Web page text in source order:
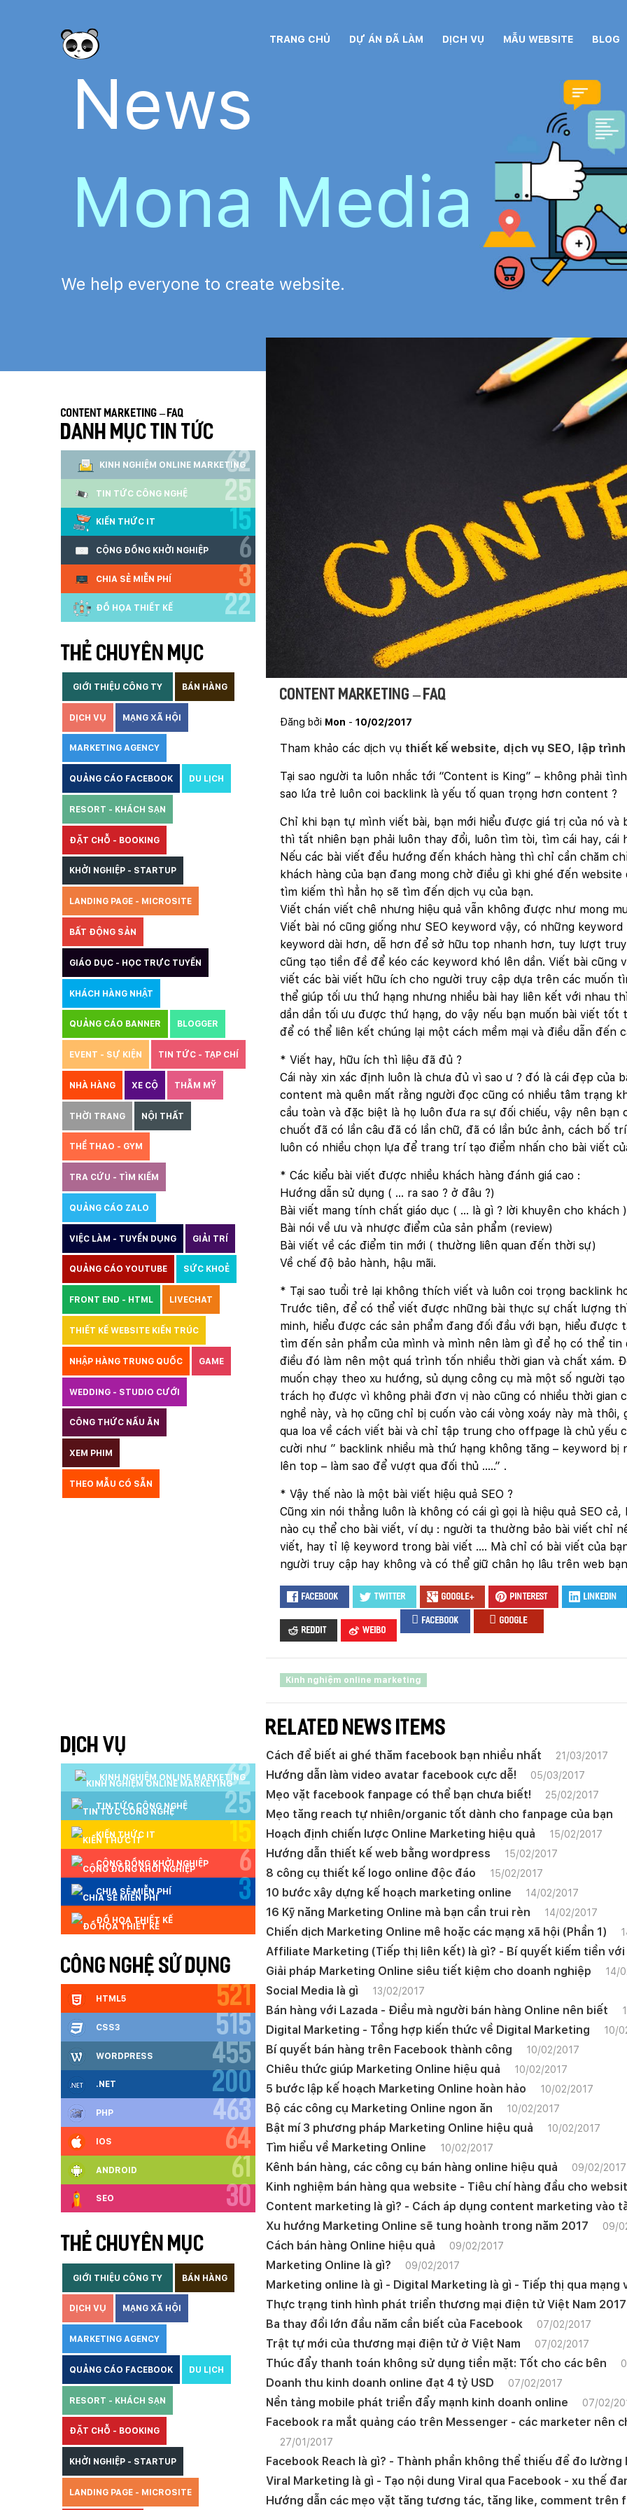
TRANG CHỦ DỰ ÁN ĐÃ LÀM DỊCH VỤ MẪU WEBSITE BLOG
News
Mona Media
We help everyone to create website.
Content Marketing – FAQ
Content Marketing – FAQ
Đăng bởi Mon - 10/02/2017
Tham khảo các dịch vụ thiết kế website, dịch vụ SEO, lập
Tại sao người ta luôn nhắc tới “Content is King” – không phải
sao lứa trẻ luôn coi backlink là yếu tố quan trọng hơn content ?
Chỉ khi bạn tự mình viết bài, bạn mới hiểu được giá trị của nó và
thì tất nhiên bạn phải luôn thay đổi, luôn tìm tòi, tìm cái hay,
Nếu các bài viết đều hướng đến khách hàng thì chỉ cần chăm
khách hàng của bạn đang mong chờ điều gì khi ghé đến
tìm kiếm thì hẳn họ sẽ tìm đến dịch vụ của bạn.
Viết chán viết chê nhưng hiệu quả vẫn không được như mong
Viết bài nó cũng giống như SEO keyword vậy, có những
keyword dài hơn, dễ hơn để sở hữu top nhanh hơn, tuy lượt
cũng tạo tiền đề để kéo các keyword khó lên dần. Viết bài cũng
viết các bài viết hữu ích cho người truy cập dựa trên các muốn
thể giúp tối ưu thứ hạng nhưng nhiều bài hay liên kết với nhau
dần dần tối ưu được thứ hạng, do vậy nếu bạn muốn bài viết tốt
để có thể liên kết chúng lại một cách mềm mại và điều dẫn đến
* Viết hay, hữu ích thì liệu đã đủ ?
Cái này xin xác định luôn là chưa đủ vì sao ư ? đó là cái đẹp của
content mà quên mất rằng người đọc cũng có nhiều tâm trạng
cầu toàn và đặc biệt là họ luôn đưa ra sự đối chiếu, vậy nên
chuốt đã có lần câu đã có lần chữ, đã có lần bức ảnh, cách bố
luôn có nhiều chọn lựa để trang trí tạo điểm nhấn cho bài viết
* Các kiểu bài viết được nhiều khách hàng đánh giá cao :
Hướng dẫn sử dụng ( … ra sao ? ở đâu ?)
Bài viết mang tính chất giáo dục ( … là gì ? lời khuyên cho khách )
Bài nói về ưu và nhược điểm của sản phẩm (review)
Bài viết về các điểm tin mới ( thường liên quan đến thời sự)
Về chế độ bảo hành, hậu mãi.
* Tại sao tuổi trẻ lại không thích viết và luôn coi trọng backlink
Trước tiên, để có thể viết được những bài thực sự chất lượng
minh, hiểu được các sản phẩm đang đối đầu với bạn, hiểu được
tìm đến sản phẩm của mình và mình nên làm gì để họ có thể
điều đó làm nên một quá trình tốn nhiều thời gian và chất xám.
muốn chạy theo xu hướng, sủ dụng công cụ mà một số người
trách họ được vì không phải đơn vị nào cũng có nhiều thời gian
nghề này, và họ cũng chỉ bị cuốn vào cái vòng xoáy này mà
qua loa về cách viết bài và chỉ tập trung cho offpage là chủ yếu
cười như ” backlink nhiều mà thứ hạng không tăng – keyword bị
lên top – làm sao để vượt qua đối thủ …..” .
* Vậy thế nào là một bài viết hiệu quả SEO ?
Cũng xin nói thẳng luôn là không có cái gì gọi là hiệu quả SEO
nào cụ thể cho bài viết, ví dụ : người ta thường bảo bài viết chỉ
viết, hay tỉ lệ keyword trong bài viết …. Mà chỉ có bài viết của
người truy cập hay không và có thể giữ chân họ lâu trên web
Facebook Twitter Google+ Pinterest LinkedIn
Reddit Weibo
facebook google
Kinh nghiệm online marketing
RELATED NEWS ITEMS
Cách để biết ai ghé thăm facebook bạn nhiều nhất 21/03/2017
Hướng dẫn làm video avatar facebook cực dễ! 05/03/2017
Mẹo vặt facebook fanpage có thể bạn chưa biết! 25/02/2017
Mẹo tăng reach tự nhiên/organic tốt dành cho fanpage của bạn
Hoạch định chiến lược Online Marketing hiệu quả 15/02/2017
Hướng dẫn thiết kế web bằng wordpress 15/02/2017
8 công cụ thiết kế logo online độc đáo 15/02/2017
10 bước xây dựng kế hoạch marketing online 14/02/2017
16 Kỹ năng Marketing Online mà bạn cần trui rèn 14/02/2017
Chiến dịch Marketing Online mê hoặc các mạng xã hội (Phần 1)
Affiliate Marketing (Tiếp thị liên kết) là gì? - Bí quyết kiếm tiền
Giải pháp Marketing Online siêu tiết kiệm cho doanh nghiệp 14/
Social Media là gì 13/02/2017
Bán hàng với Lazada - Điều mà người bán hàng Online nên biết
Digital Marketing - Tổng hợp kiến thức về Digital Marketing 10/
Bí quyết bán hàng trên Facebook thành công 10/02/2017
Chiêu thức giúp Marketing Online hiệu quả 10/02/2017
5 bước lập kế hoạch Marketing Online hoàn hảo 10/02/2017
Bộ các công cụ Marketing Online ngon ăn 10/02/2017
Bật mí 3 phương pháp Marketing Online hiệu quả 10/02/2017
Tìm hiểu về Marketing Online 10/02/2017
Kênh bán hàng, các công cụ bán hàng online hiệu quả 09/02/2017
Kinh nghiệm bán hàng qua website - Tiêu chí hàng đầu cho
Content marketing là gì? - Cách áp dụng content marketing vào
Xu hướng Marketing Online sẽ tung hoành trong năm 2017 09/
Cách bán hàng Online hiệu quả 09/02/2017
Marketing Online là gì? 09/02/2017
Marketing online là gì - Digital Marketing là gì - Tiếp thị qua mạng
Thực trạng tinh hình phát triển thương mại điện tử Việt Nam 2017
Ba thay đổi lớn đầu năm cần biết của Facebook 07/02/2017
Trật tự mới của thương mại điện tử ở Việt Nam 07/02/2017
Thúc đẩy thanh toán không sử dụng tiền mặt: Tốt cho các bên
Doanh thu kinh doanh online đạt 4 tỷ USD 07/02/2017
Nền tảng mobile phát triển đẩy mạnh kinh doanh online 07/02/
Facebook ra mắt quảng cáo trên Messenger - các marketer nên
27/01/2017
Facebook Reach là gì? - Thành phần không thể thiếu để đo
Viral Marketing là gì - Tạo nội dung Viral qua Facebook - xu thế
Hướng dẫn các mẹo vặt tăng tương tác, tăng like, comment trên
DANH MỤC TIN TỨC
KINH NGHIỆM ONLINE MARKETING
62
TIN TỨC CÔNG NGHỆ 25
KIẾN THỨC IT 15
CỘNG ĐỒNG KHỞI NGHIỆP 6
CHIA SẺ MIỄN PHÍ 3
ĐỒ HỌA THIẾT KẾ 22
THẺ CHUYÊN MỤC
GIỚI THIỆU CÔNG TY BÁN HÀNG
DỊCH VỤ MẠNG XÃ HỘI
MARKETING AGENCY
QUẢNG CÁO FACEBOOK DU LỊCH
RESORT - KHÁCH SẠN
ĐẶT CHỖ - BOOKING
KHỞI NGHIỆP - STARTUP
LANDING PAGE - MICROSITE
BẤT ĐỘNG SẢN
GIÁO DỤC - HỌC TRỰC TUYẾN
KHÁCH HÀNG NHẬT
QUẢNG CÁO BANNER BLOGGER
EVENT - SỰ KIỆN TIN TỨC - TẠP CHÍ
NHÀ HÀNG XE CỘ THẪM MỸ
THỜI TRANG NỘI THẤT
THỂ THAO - GYM
TRA CỨU - TÌM KIẾM
QUẢNG CÁO ZALO
VIỆC LÀM - TUYỂN DỤNG GIẢI TRÍ
QUẢNG CÁO YOUTUBE SỨC KHOẺ
FRONT END - HTML LIVECHAT
THIẾT KẾ WEBSITE KIẾN TRÚC
NHẬP HÀNG TRUNG QUỐC GAME
WEDDING - STUDIO CƯỚI
CÔNG THỨC NẤU ĂN
XEM PHIM
THEO MẪU CÓ SẴN
DỊCH VỤ
KINH NGHIỆM ONLINE MARKETING
62
TIN TỨC CÔNG NGHỆ 25
KIẾN THỨC IT 15
CỘNG ĐỒNG KHỞI NGHIỆP 6
CHIA SẺ MIỄN PHÍ 3
ĐỒ HỌA THIẾT KẾ
CÔNG NGHỆ SỬ DỤNG
HTML5 521
CSS3 515
WORDPRESS 455
.NET 200
PHP 463
IOS 64
ANDROID 61
SEO 30
THẺ CHUYÊN MỤC
GIỚI THIỆU CÔNG TY BÁN HÀNG
DỊCH VỤ MẠNG XÃ HỘI
MARKETING AGENCY
QUẢNG CÁO FACEBOOK DU LỊCH
RESORT - KHÁCH SẠN
ĐẶT CHỖ - BOOKING
KHỞI NGHIỆP - STARTUP
LANDING PAGE - MICROSITE
Quý khách vui lòng đăng nhập vào hệ thống quản lý dự án
để theo dõi tiến độ.
Mobile:
thống SMS tự động. Nếu cần hỗ trợ thêm xin vui lòng gọi